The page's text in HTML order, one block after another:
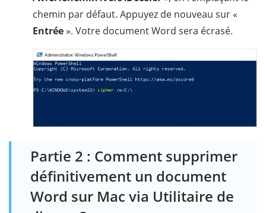
chemin par défaut. Appuyez de nouveau sur «
Entrée». Votre document Word sera écrasé.
Partie 2 : Comment supprimer
définitivement un document
Word sur Mac via Utilitaire de